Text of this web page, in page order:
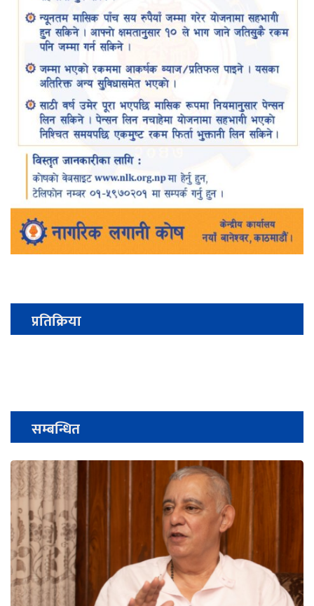
प्रतिक्रिया
सम्बन्धित